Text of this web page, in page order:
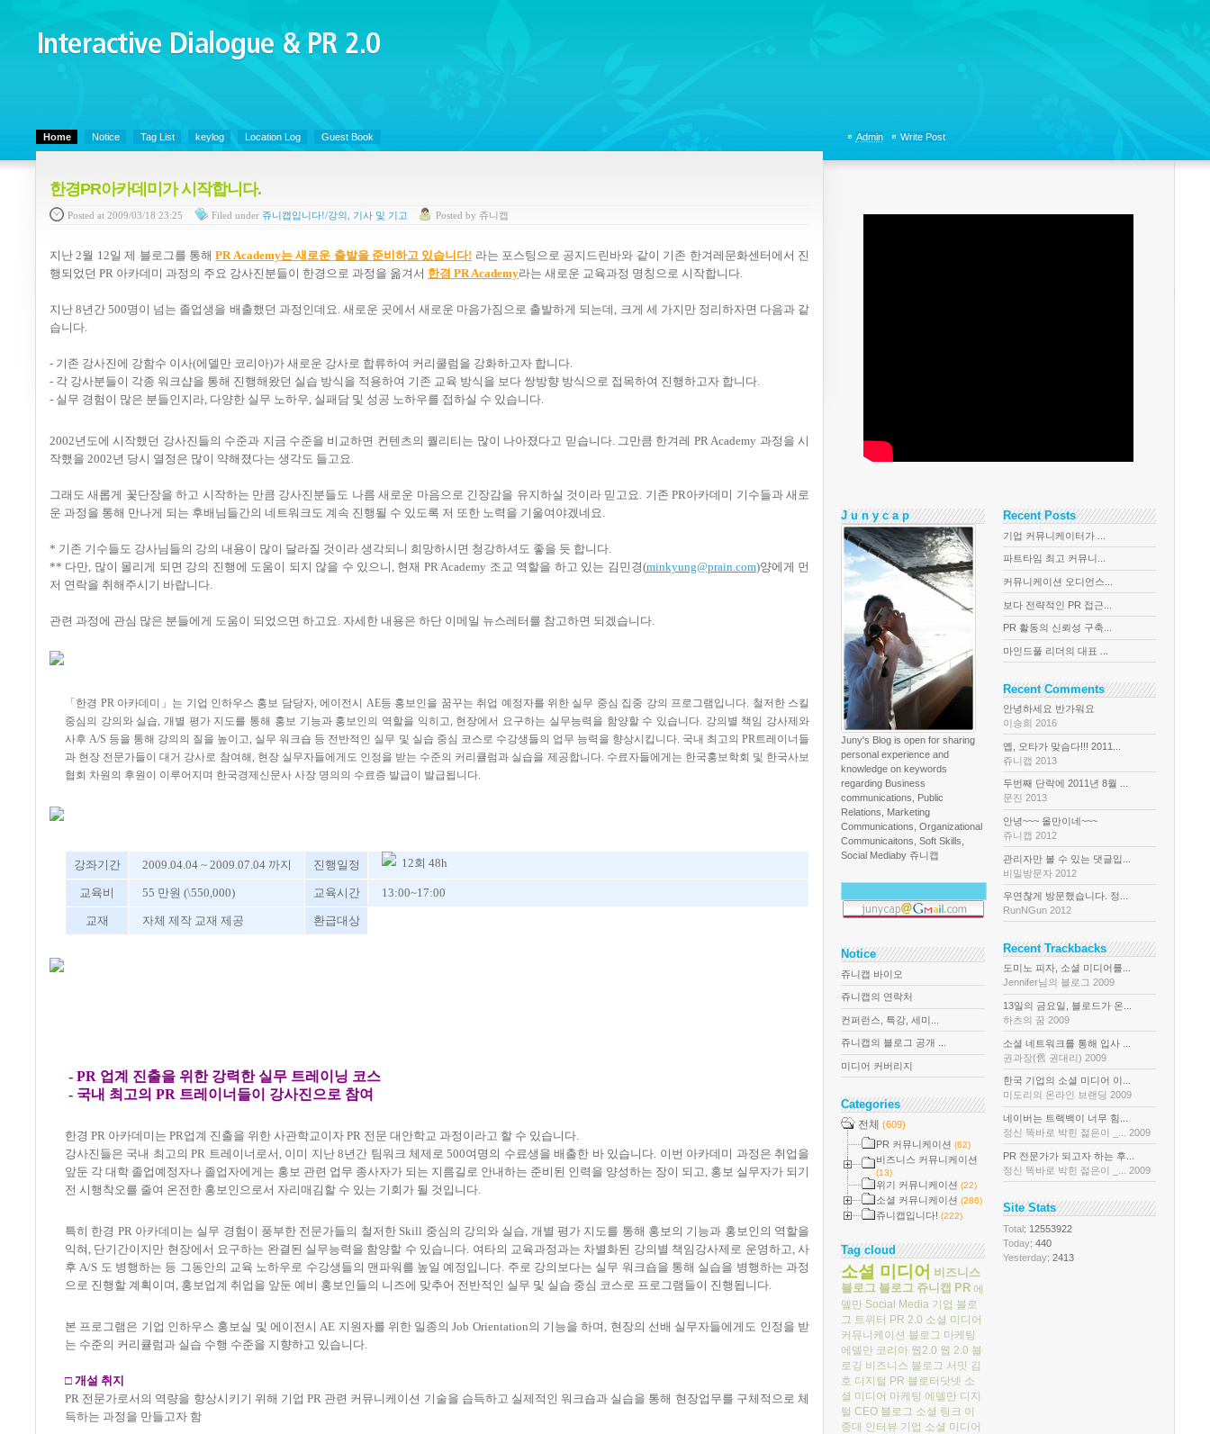
Interactive Dialogue &
PR 2.0
Home Notice Tag List keylog Location Log Guest Book
한경PR아카데미가 시작합니다.
Posted at 2009/03/18 23:25 Filed under 쥬니캡입니다!/강의, 기사 및 기고 Posted by 쥬니캡
지난 2월 12일 제 블로그를 통해PR Academy는 새로운 출발을 준비하고 있습니다! 라는 포스팅으로 공지드린바와 같이 기존 한겨레문화센터에서 진
행되었던 PR 아카데미 과정의 주요 강사진분들이 한경으로 과정을 옮겨서 한경 PR Academy라는 새로운 교육과정 명칭으로 시작합니다.
지난 8년간 500명이 넘는 졸업생을 배출했던 과정인데요. 새로운 곳에서 새로운 마음가짐으로 출발하게 되는데 , 크게 세 가지만 정리하자면 다음과 같
습니다.
- 기존 강사진에 강함수 이사(에델만 코리아)가 새로운 강사로 합류하여 커리쿨럼을 강화하고자 합니다.
- 각 강사분들이 각종 워크샵을 통해 진행해왔던 실습 방식을 적용하여 기존 교육 방식을 보다 쌍방향 방식으로 접목하여 진행하고자 합니다.
- 실무 경험이 많은 분들인지라, 다양한 실무 노하우, 실패담 및 성공 노하우를 접하실 수 있습니다.
2002년도에 시작했던 강사진들의 수준과 지금 수준을 비교하면 컨텐츠의 퀄리티는 많이 나아졌다고 믿습니다. 그만큼 한겨레 PR Academy 과정을 시
작했을 2002년 당시 열정은 많이 약해졌다는 생각도 들고요.
그래도 새롭게 꽃단장을 하고 시작하는 만큼 강사진분들도 나름 새로운 마음으로 긴장감을 유지하실 것이라 믿고요. 기존 PR아카데미 기수들과 새로
운 과정을 통해 만나게 되는 후배님들간의 네트워크도 계속 진행될 수 있도록 저 또한 노력을 기울여야겠네요.
* 기존 기수들도 강사님들의 강의 내용이 많이 달라질 것이라 생각되니 희망하시면 청강하셔도 좋을 듯 합니다.
** 다만, 많이 몰리게 되면 강의 진행에 도움이 되지 않을 수 있으니, 현재 PR Academy 조교 역할을 하고 있는 김민경(minkyung@prain.com)양에게 먼
저 연락을 취해주시기 바랍니다.
관련 과정에 관심 많은 분들에게 도움이 되었으면 하고요. 자세한 내용은 하단 이메일 뉴스레터를 참고하면 되겠습니다.
「한경 PR 아카데미」는 기업 인하우스 홍보 담당자, 에이전시 AE등 홍보인을 꿈꾸는 취업 예정자를 위한 실무 중심 집중 강의 프로그램입니다. 철저한 스킬
중심의 강의와 실습, 개별 평가 지도를 통해 홍보 기능과 홍보인의 역할을 익히고, 현장에서 요구하는 실무능력을 함양할 수 있습니다. 강의별 책임 강사제와
사후 A/S 등을 통해 강의의 질을 높이고, 실무 워크숍 등 전반적인 실무 및 실습 중심 코스로 수강생들의 업무 능력을 향상시킵니다. 국내 최고의 PR트레이너들
과 현장 전문가들이 대거 강사로 참여해, 현장 실무자들에게도 인정을 받는 수준의 커리큘럼과 실습을 제공합니다. 수료자들에게는 한국홍보학회 및 한국사보
협회 차원의 후원이 이루어지며 한국경제신문사 사장 명의의 수료증 발급이 발급됩니다.
강좌기간 2009.04.04 ~ 2009.07.04 까지 진행일정 12회 48h
교육비 55 만원 (\550,000) 교육시간 13:00~17:00
교재 자체 제작 교재 제공 환급대상
- PR 업계 진출을 위한 강력한 실무 트레이닝 코스
- 국내 최고의 PR 트레이너들이 강사진으로 참여
한경 PR 아카데미는 PR업계 진출을 위한 사관학교이자 PR 전문 대안학교 과정이라고 할 수 있습니다.
강사진들은 국내 최고의 PR 트레이너로서, 이미 지난 8년간 팀워크 체제로 500여명의 수료생을 배출한 바 있습니다. 이번 아카데미 과정은 취업을
앞둔 각 대학 졸업예정자나 졸업자에게는 홍보 관련 업무 종사자가 되는 지름길로 안내하는 준비된 인력을 양성하는 장이 되고, 홍보 실무자가 되기
전 시행착오를 줄여 온전한 홍보인으로서 자리매김할 수 있는 기회가 될 것입니다.
특히 한경 PR 아카데미는 실무 경험이 풍부한 전문가들의 철저한 Skill 중심의 강의와 실습, 개별 평가 지도를 통해 홍보의 기능과 홍보인의 역할을
익혀, 단기간이지만 현장에서 요구하는 완결된 실무능력을 함양할 수 있습니다. 여타의 교육과정과는 차별화된 강의별 책임강사제로 운영하고, 사
후 A/S 도 병행하는 등 그동안의 교육 노하우로 수강생들의 맨파워를 높일 예정입니다. 주로 강의보다는 실무 워크숍을 통해 실습을 병행하는 과정
으로 진행할 계획이며, 홍보업계 취업을 앞둔 예비 홍보인들의 니즈에 맞추어 전반적인 실무 및 실습 중심 코스로 프로그램들이 진행됩니다.
본 프로그램은 기업 인하우스 홍보실 및 에이전시 AE 지원자를 위한 일종의 Job Orientation의 기능을 하며, 현장의 선배 실무자들에게도 인정을 받
는 수준의 커리큘럼과 실습 수행 수준을 지향하고 있습니다.
□ 개설 취지
PR 전문가로서의 역량을 향상시키기 위해 기업 PR 관련 커뮤니케이션 기술을 습득하고 실제적인 워크숍과 실습을 통해 현장업무를 구체적으로 체
득하는 과정을 만들고자 함
Admin Write Post
J u n y c a p
Juny's Blog is open for sharing
personal experience and
knowledge on keywords
regarding Business
communications, Public
Relations, Marketing
Communications, Organizational
Communicaitons, Soft Skills,
Social Mediaby 쥬니캡
Notice
쥬니캡 바이오
쥬니캡의 연락처
컨퍼런스, 특강, 세미...
쥬니캡의 블로그 공개 ...
미디어 커버리지
Categories
전체 (609)
PR 커뮤니케이션 (62)
비즈니스 커뮤니케이션
(13)
위기 커뮤니케이션 (22)
소셜 커뮤니케이션 (286)
쥬니캡입니다! (222)
Tag cloud
소셜 미디어 비즈니스
블로그 블로그 쥬니캡 PR 에
델만 Social Media 기업 블로
그 트위터 PR 2.0 소셜 미디어
커뮤니케이션 블로그 마케팅
에델만 코리아 웹2.0 웹 2.0 블
로깅 비즈니스 블로그 서밋 김
호 디지털 PR 블로터닷넷 소
셜 미디어 마케팅 에델만 디지
털 CEO 블로그 소셜 링크 이
중대 인터뷰 기업 소셜 미디어
Recent Posts
기업 커뮤니케이터가 ...
파트타임 최고 커뮤니...
커뮤니케이션 오디언스...
보다 전략적인 PR 접근...
PR 활동의 신뢰성 구축...
마인드풀 리더의 대표 ...
Recent Comments
안녕하세요 반가워요
이승희 2016
옙, 오타가 맞슴다!!! 2011...
쥬니캡 2013
두번째 단락에 2011년 8월 ...
문진 2013
안녕~~~ 올만이네~~~
쥬니캡 2012
관리자만 볼 수 있는 댓글입...
비밀방문자 2012
우연찮게 방문했습니다. 정...
RunNGun 2012
Recent Trackbacks
도미노 피자, 소셜 미디어를...
Jennifer님의 블로그 2009
13일의 금요일, 블로드가 온...
하츠의 꿈 2009
소셜 네트워크를 통해 입사 ...
권과장(舊 권대리) 2009
한국 기업의 소셜 미디어 이...
미도리의 온라인 브랜딩 2009
네이버는 트랙백이 너무 힘...
정신 똑바로 박힌 젊은이 _... 2009
PR 전문가가 되고자 하는 후...
정신 똑바로 박힌 젊은이 _... 2009
Site Stats
Total: 12553922
Today: 440
Yesterday: 2413